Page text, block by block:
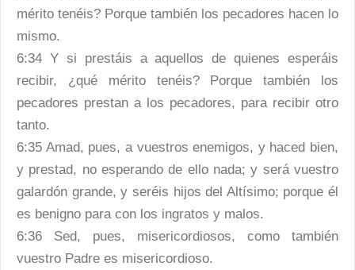
mérito tenéis? Porque también los pecadores hacen lo
mismo.
6:34 Y si prestáis a aquellos de quienes esperáis
recibir, ¿qué mérito tenéis? Porque también los
pecadores prestan a los pecadores, para recibir otro
tanto.
6:35 Amad, pues, a vuestros enemigos, y haced bien,
y prestad, no esperando de ello nada; y será vuestro
galardón grande, y seréis hijos del Altísimo; porque él
es benigno para con los ingratos y malos.
6:36 Sed, pues, misericordiosos, como también
vuestro Padre es misericordioso.